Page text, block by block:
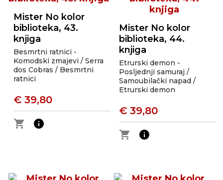
Mister No kolor
biblioteka, 43.
knjiga
Besmrtni ratnici -
Komodski zmajevi / Serra
dos Cobras / Besmrtni
ratnici
€ 39,80
shopping_cart
info
Mister No kolor
biblioteka, 44.
knjiga
Etrurski demon -
Posljednji samuraj /
Samoubilački napad /
Etrurski demon
€ 39,80
shopping_cart
info